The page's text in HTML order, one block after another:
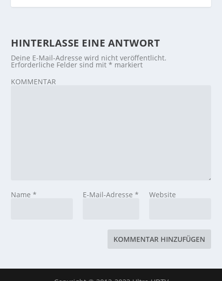
HINTERLASSE EINE ANTWORT
Deine E-Mail-Adresse wird nicht veröffentlicht.
Erforderliche Felder sind mit* markiert
KOMMENTAR
Name* E-Mail-Adresse * Website